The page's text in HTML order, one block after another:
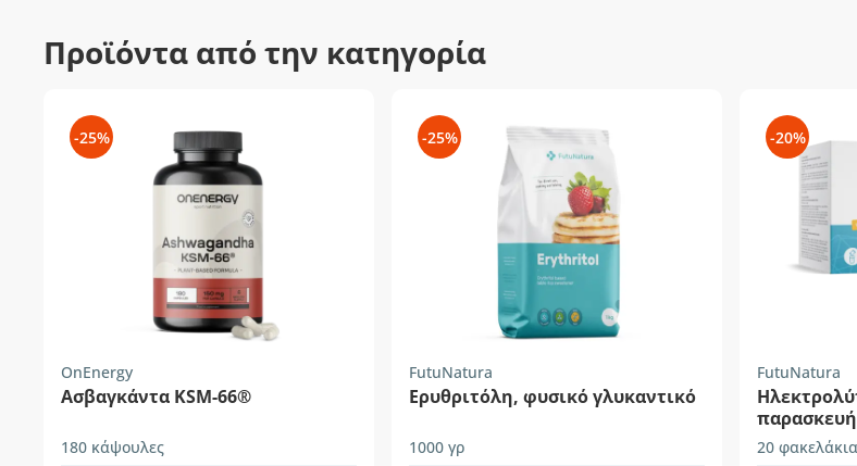
Προϊόντα από την κατηγορία
-25%
OnEnergy
Ασβαγκάντα KSM-66®
180 κάψουλες
-25%
FutuNatura
Ερυθριτόλη, φυσικό γλυκαντικό
1000 γρ
-20%
FutuNatura
20 φακελάκια